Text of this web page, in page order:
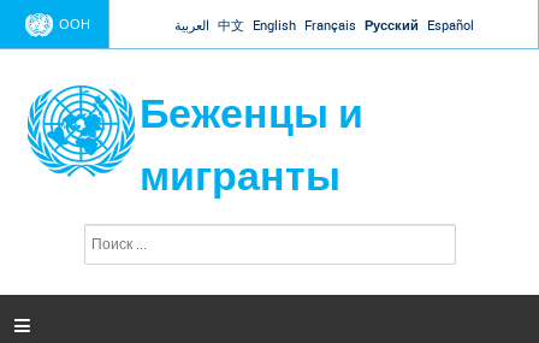
Jump to navigation
ООН العربية 中文 English Français Русский Español
Беженцы и
мигранты
и
